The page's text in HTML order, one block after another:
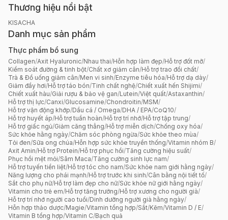
Thương hiệu nổi bật
KISACHA
Danh mục sản phẩm
Thực phẩm bổ sung
Collagen/Axit Hyaluronic/Nhau thai/Hỗn hợp làm đẹp/Hỗ trợ đốt mỡ/
Kiểm soát đường & tinh bột/Chất xơ giảm cân/Hỗ trợ trao đổi chất/
Trà & Đồ uống giảm cân/Men vi sinh/Enzyme tiêu hóa/Hỗ trợ dạ dày/
Giảm đầy hơi/Hỗ trợ táo bón/Tinh chất nghệ/Chiết xuất hến Shijimi/
Chiết xuất hàu/Giải rượu & bảo vệ gan/Lutein/Việt quất/Astaxanthin/
Hỗ trợ thị lực/Canxi/Glucosamine/Chondroitin/MSM/
Hỗ trợ vận động khớp/Dầu cá / Omega/DHA / EPA/CoQ10/
Hỗ trợ huyết áp/Hỗ trợ tuần hoàn/Hỗ trợ trí nhớ/Hỗ trợ tập trung/
Hỗ trợ giấc ngủ/Giảm căng thẳng/Hỗ trợ miễn dịch/Chống oxy hóa/
Sức khỏe hằng ngày/Chăm sóc phòng ngừa/Sức khỏe theo mùa/
Tỏi đen/Sữa ong chúa/Hỗn hợp sức khỏe truyền thống/Vitamin nhóm B/
Axit Amin/Hỗ trợ Protein/Hỗ trợ phục hồi/Tăng cường hiệu suất/
Phục hồi mệt mỏi/Sâm Maca/Tăng cường sinh lực nam/
Hỗ trợ tuyến tiền liệt/Hỗ trợ tóc cho nam/Sức khỏe nam giới hằng ngày/
Năng lượng cho phái mạnh/Hỗ trợ trước khi sinh/Cân bằng nội tiết tố/
Sắt cho phụ nữ/Hỗ trợ làm đẹp cho nữ/Sức khỏe nữ giới hằng ngày/
Vitamin cho trẻ em/Hỗ trợ tăng trưởng/Hỗ trợ xương cho người già/
Hỗ trợ trí nhớ người cao tuổi/Dinh dưỡng người già hằng ngày/
Hỗn hợp thảo dược/Magie/Vitamin tổng hợp/Sắt/Kẽm/Vitamin D / E/
Vitamin B tổng hợp/Vitamin C/Bạch quả